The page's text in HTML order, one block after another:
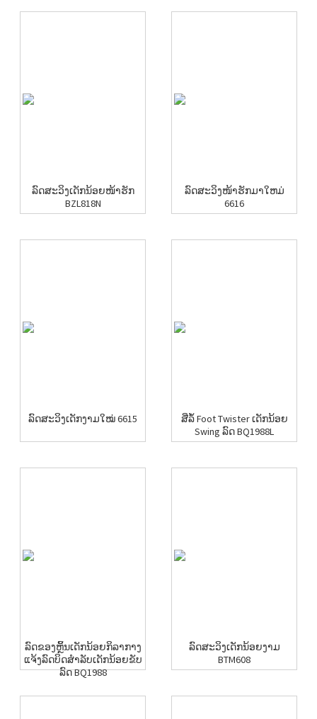
ລົດສະວິງເດັກນ້ອຍໜ້າຮັກ
BZL818N
ລົດສະວິງໜ້າຮັກມາໃຫມ່
6616
ລົດສະວິງເດັກງາມໃໝ່ 6615
ສີ່ລໍ້ Foot Twister ເດັກນ້ອຍ
Swing ລົດ BQ1988L
ລົດຂອງຫຼິ້ນເດັກນ້ອຍກິລາກາງ
ແຈ້ງລົດບິດສໍາລັບເດັກນ້ອຍຂັບ
ລົດ BQ1988
ລົດສະວິງເດັກນ້ອຍງາມ
BTM608